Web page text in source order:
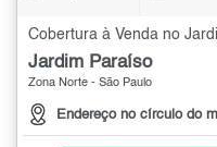
Cobertura à Venda no
Jardim Paraíso
Zona Norte - São Paulo
Endereço no círculo do